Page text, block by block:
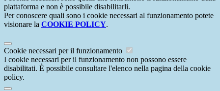
piattaforma e non è possibile disabilitarli.
Per conoscere quali sono i cookie necessari al funzionamento potete
visionare la COOKIE POLICY.
Cookie necessari per il funzionamento
I cookie necessari per il funzionamento non possono essere
disabilitati. È possibile consultare l'elenco nella pagina della cookie
policy.